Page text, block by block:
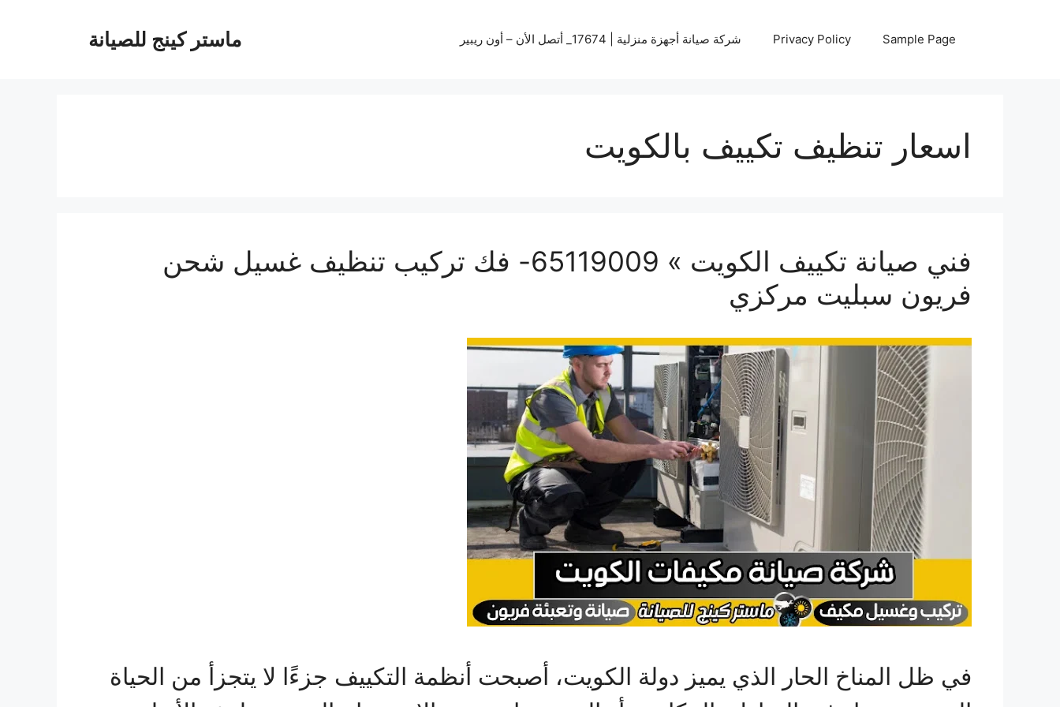
ماستر كينج للصيانة Sample Page
Privacy Policy شركة صيانة أجهزة منزلية | 17674_ أتصل الأن – أون ريبير
اسعار تنظيف تكييف بالكويت
فني صيانة تكييف الكويت » 65119009- فك تركيب تنظيف غسيل شحن
فريون سبليت مركزي
في ظل المناخ الحار الذي يميز دولة الكويت، أصبحت أنظمة التكييف جزءًا لا يتجزأ من الحياة